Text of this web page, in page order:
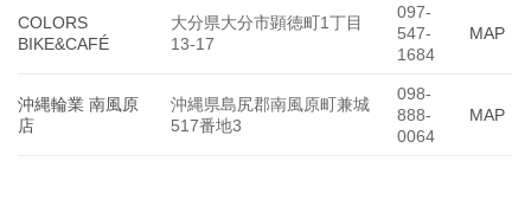
COLORS
BIKE&CAFÉ
大分県大分市顕徳町1丁目
13-17
097-
547-
1684
MAP
沖縄輪業 南風原
店
沖縄県島尻郡南風原町兼城
517番地3
098-
888-
0064
MAP